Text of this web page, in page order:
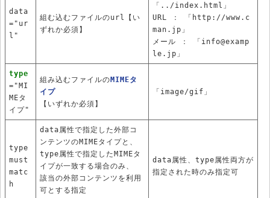
data
="ur
l"
組む込むファイルのurl【い
ずれか必須】
「../index.html」
URL ： 「http://www.c
man.jp」
メール ： 「info@examp
le.jp」
type
="MI
MEタ
イプ"
組み込むファイルのMIMEタ
イプ
【いずれか必須】
「image/gif」
type
must
matc
h
data属性で指定した外部コ
ンテンツのMIMEタイプと、
type属性で指定したMIMEタ
イプが一致する場合のみ、
該当の外部コンテンツを利用
可とする指定
data属性、type属性両方が
指定された時のみ指定可